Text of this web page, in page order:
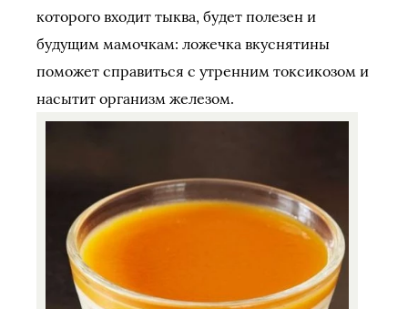
которого входит тыква, будет полезен и
будущим мамочкам: ложечка вкуснятины
поможет справиться с утренним токсикозом и
насытит организм железом.